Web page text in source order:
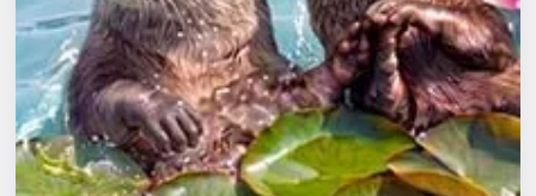
Города
Площадки
Артисты
Рейтинги